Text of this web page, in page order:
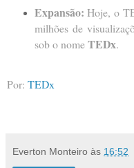
Expansão: Hoje, o
milhões de
sob o nomeTEDx.
Por: TEDx
Everton Monteiro às 16:52